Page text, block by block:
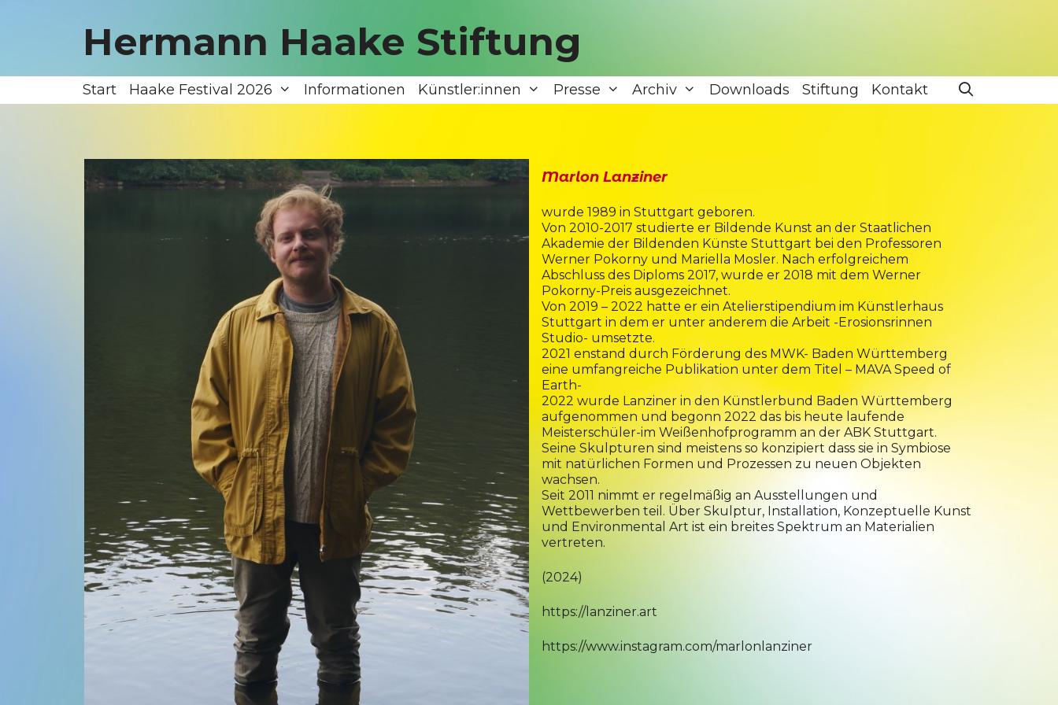
Hermann Haake Stiftung
Start Haake Festival 2026 Informationen Künstler:innen Presse Archiv Downloads Stiftung Kontakt
Marlon Lanziner
wurde 1989 in Stuttgart geboren.
Von 2010-2017 studierte er Bildende Kunst an der Staatlichen
Akademie der Bildenden Künste Stuttgart bei den Professoren
Werner Pokorny und Mariella Mosler. Nach erfolgreichem
Abschluss des Diploms 2017, wurde er 2018 mit dem Werner
Pokorny-Preis ausgezeichnet.
Von 2019 – 2022 hatte er ein Atelierstipendium im Künstlerhaus
Stuttgart in dem er unter anderem die Arbeit -Erosionsrinnen
Studio- umsetzte.
2021 enstand durch Förderung des MWK- Baden Württemberg
eine umfangreiche Publikation unter dem Titel – MAVA Speed of
Earth-
2022 wurde Lanziner in den Künstlerbund Baden Württemberg
aufgenommen und begonn 2022 das bis heute laufende
Meisterschüler-im Weißenhofprogramm an der ABK Stuttgart.
Seine Skulpturen sind meistens so konzipiert dass sie in Symbiose
mit natürlichen Formen und Prozessen zu neuen Objekten
wachsen.
Seit 2011 nimmt er regelmäßig an Ausstellungen und
Wettbewerben teil. Über Skulptur, Installation, Konzeptuelle Kunst
und Environmental Art ist ein breites Spektrum an Materialien
vertreten.
(2024)
https://lanziner.art
https://www.instagram.com/marlonlanziner